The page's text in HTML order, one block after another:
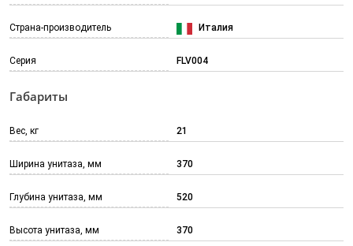
Страна-производитель Италия
Серия FLV004
Габариты
Вес, кг 21
Ширина унитаза, мм 370
Глубина унитаза, мм 520
Высота унитаза, мм 370